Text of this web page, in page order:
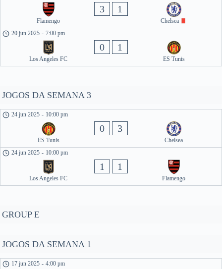
Flamengo
3 1
Chelsea
20 jun 2025 - 7:00 pm
Los Angeles FC
0 1
ES Tunis
JOGOS DA SEMANA 3
24 jun 2025 - 10:00 pm
ES Tunis
0 3
Chelsea
24 jun 2025 - 10:00 pm
Los Angeles FC
1 1
Flamengo
GROUP E
JOGOS DA SEMANA 1
17 jun 2025 - 4:00 pm